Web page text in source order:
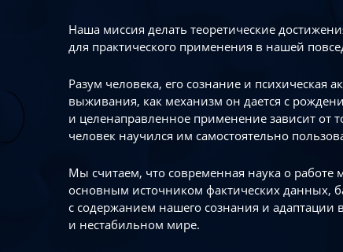
Наша миссия делать теоретические
для практического применения в нашей
Разум человека, его сознание и психическая
выживания, как механизм он дается с
и целенаправленное применение зависит от
человек научился им самостоятельно
Мы считаем, что современная наука о работе
основным источником фактических данных,
с содержанием нашего сознания и
и нестабильном мире.